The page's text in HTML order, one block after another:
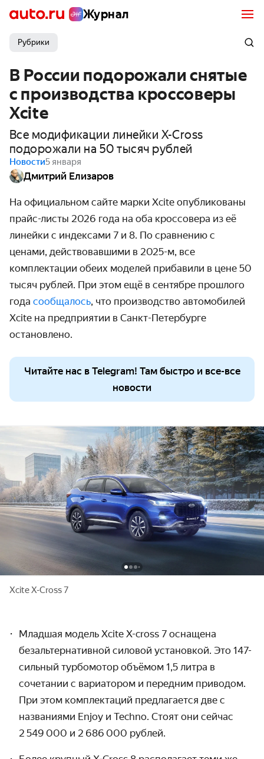
Журнал
Рубрики
В России подорожали снятые
с производства кроссоверы
Xcite
Все модификации линейки X-Cross
подорожали на 50 тысяч рублей
Новости5 января
Дмитрий Елизаров
На официальном сайте марки Xcite опубликованы
прайс-листы 2026 года на оба кроссовера из её
линейки с индексами 7 и 8. По сравнению с
ценами, действовавшими в 2025-м, все
комплектации обеих моделей прибавили в цене 50
тысяч рублей. При этом ещё в сентябре прошлого
года сообщалось, что производство автомобилей
Xcite на предприятии в Санкт-Петербурге
остановлено.
Читайте нас в Telegram! Там быстро и все-все
новости
Xcite X-Cross 7
Младшая модель Xcite X-cross 7 оснащена
безальтернативной силовой установкой. Это 147-
сильный турбомотор объёмом 1,5 литра в
сочетании с вариатором и передним приводом.
При этом комплектаций предлагается две с
названиями Enjoy и Techno. Стоят они сейчас
2 549 000 и 2 686 000 рублей.